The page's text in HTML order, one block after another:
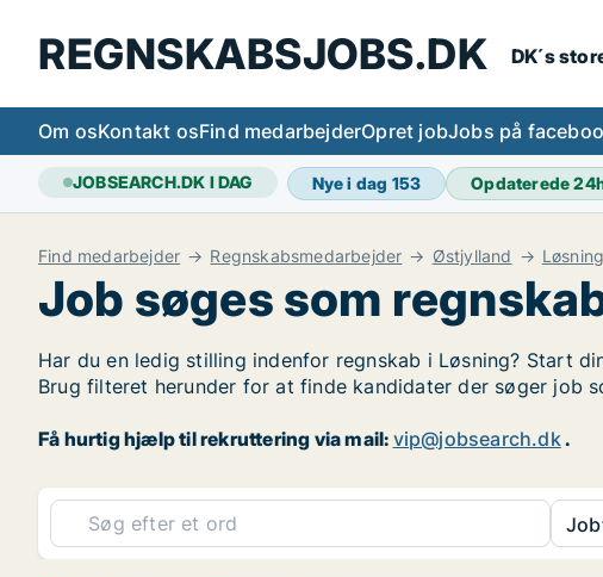
REGNSKABSJOBS.DK DK´s
Om osKontakt osFind medarbejderOpret jobJobs på
JOBSEARCH.DK I DAG Nye i dag 153 Opdaterede
Find medarbejder Regnskabsmedarbejder Østjylland Løsning
Job søges som
Har du en ledig stilling indenfor regnskab i Løsning? Start
Brug filteret herunder for at finde kandidater der søger job
Få hurtig hjælp til rekruttering via mail: vip@jobsearch.dk.